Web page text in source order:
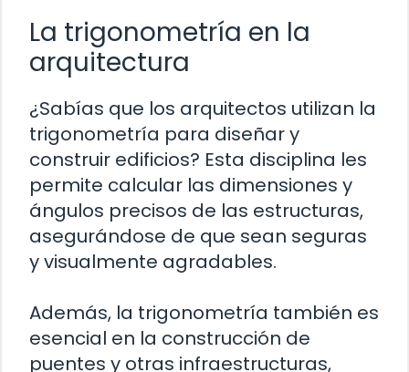
La trigonometría en la
arquitectura
¿Sabías que los arquitectos utilizan la
trigonometría para diseñar y
construir edificios? Esta disciplina les
permite calcular las dimensiones y
ángulos precisos de las estructuras,
asegurándose de que sean seguras
y visualmente agradables.
Además, la trigonometría también es
esencial en la construcción de
puentes y otras infraestructuras,